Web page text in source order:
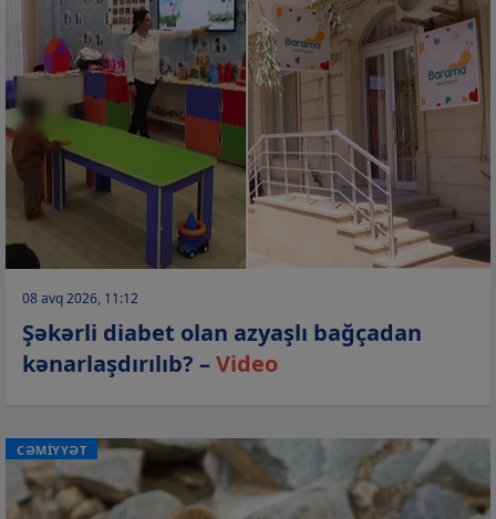
08 avq 2026, 11:12
Şəkərli diabet olan azyaşlı bağçadan
kənarlaşdırılıb? –Video
CƏMİYYƏT